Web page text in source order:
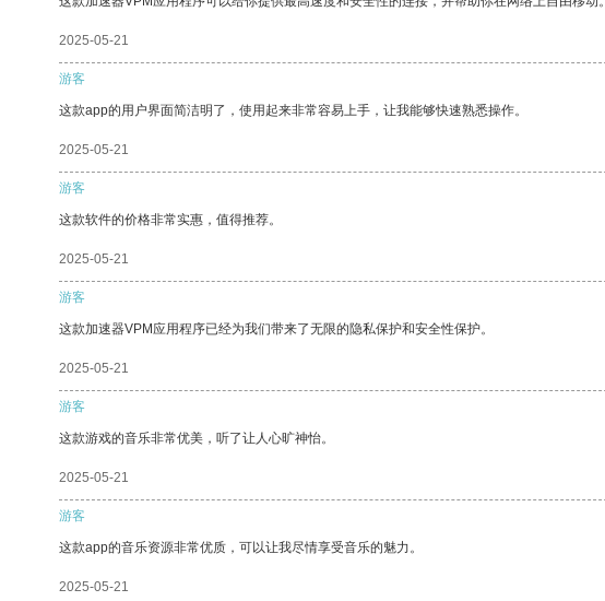
2025-05-21
游客
这款app的用户界面简洁明了，使用起来非常容易上手，让我能够快速熟悉操作。
2025-05-21
游客
这款软件的价格非常实惠，值得推荐。
2025-05-21
游客
这款加速器VPM应用程序已经为我们带来了无限的隐私保护和安全性保护。
2025-05-21
游客
这款游戏的音乐非常优美，听了让人心旷神怡。
2025-05-21
游客
这款app的音乐资源非常优质，可以让我尽情享受音乐的魅力。
2025-05-21